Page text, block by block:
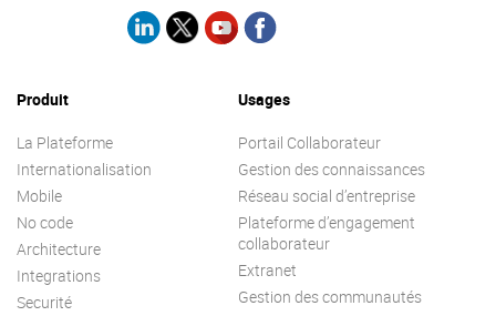
Produit
La Plateforme
Internationalisation
Mobile
No code
Architecture
Integrations
Securité
Usages
Portail Collaborateur
Gestion des connaissances
Réseau social d’entreprise
Plateforme d’engagement
collaborateur
Extranet
Gestion des communautés